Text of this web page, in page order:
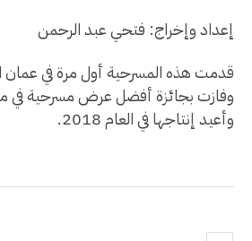
إعداد وإخراج: فتحي عبد الرحمن
وفازت بجائزة أفضل عرض مسرحية في
وأعيد إنتاجها في العام 2018.